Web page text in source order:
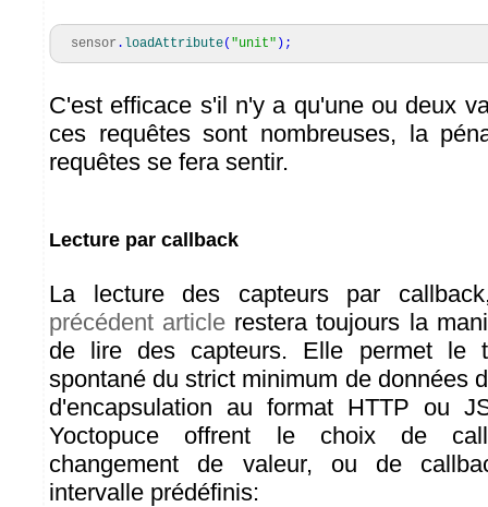
sensor . loadAttribute( "unit" ) ;
C'est efficace s'il n'y a qu'une ou deux
ces requêtes sont nombreuses, la
requêtes se fera sentir.
Lecture par callback
La lecture des capteurs par
précédent article restera toujours la
de lire des capteurs. Elle permet le
spontané du strict minimum de données
d'encapsulation au format HTTP ou
Yoctopuce offrent le choix de
changement de valeur, ou de
intervalle prédéfinis: